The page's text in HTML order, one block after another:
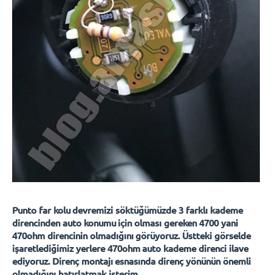
Punto far kolu devremizi söktüğümüzde 3 farklı kademe
direncinden auto konumu için olması gereken 4700 yani
470ohm direncinin olmadığını görüyoruz. Üstteki görselde
işaretlediğimiz yerlere 470ohm auto kademe direnci ilave
ediyoruz. Direnç montajı esnasında direnç yönünün önemli